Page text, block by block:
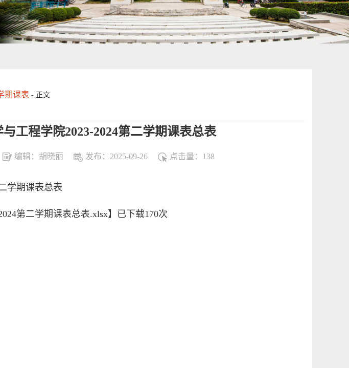
期课表 - 正文
工程学院2023-2024第二学期课表总表
编辑：胡晓丽 发布：2025-09-26 点击量： 138
学期课表总表
第二学期课表总表.xlsx】已下载170次